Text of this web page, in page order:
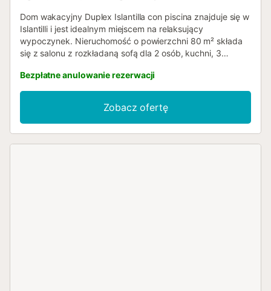
Dom wakacyjny Duplex Islantilla con piscina znajduje się w
Islantilli i jest idealnym miejscem na relaksujący
wypoczynek. Nieruchomość o powierzchni 80 m² składa
się z salonu z rozkładaną sofą dla 2 osób, kuchni, 3
Dodatkowe udogodnienia obejmują szybkie Wi-Fi
(odpowiednie do wideokonferencji) z wydzielonym
miejscem do pracy typu home office, Smart TV z usługami
streamingowymi, wentylator oraz pralkę. Dostępne jest
również łóżeczko dla dziecka. Obiekt nie oferuje
Bezpłatne anulowanie rezerwacji
Zobacz ofertę